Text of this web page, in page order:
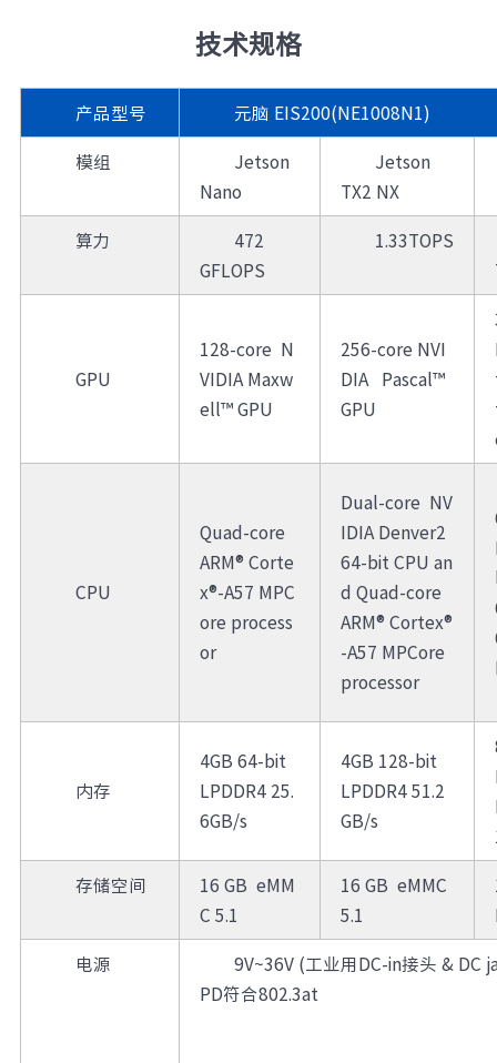
技术规格
产品型号
元脑 EIS200(NE1008N1)
模组
Jetson
Nano
Jetson
TX2 NX
算力
472
GFLOPS
1.33TOPS
GPU
128-core N
VIDIA Maxw
ell™ GPU
256-core NVI
DIA Pascal™
GPU
CPU
Quad-core
ARM® Corte
x®-A57 MPC
ore process
or
Dual-core NV
IDIA Denver2
64-bit CPU an
d Quad-core
ARM® Cortex®
-A57 MPCore
processor
内存
4GB 64-bit
LPDDR4 25.
6GB/s
4GB 128-bit
LPDDR4 51.2
GB/s
存储空间
16 GB eMM
C 5.1
16 GB eMMC
5.1
电源
9V~36V (工业用DC-in接头 & DC
PD符合802.3at